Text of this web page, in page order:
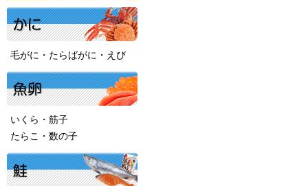
毛がに・たらばがに・えび
いくら・筋子
たらこ・数の子